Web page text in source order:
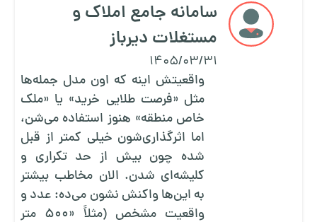
سامانه جامع املاک و
مستغلات دیرباز
1405/03/31
واقعیتش اینه که اون مدل جمله‌ها
مثل «فرصت طلایی خرید» یا «ملک
خاص منطقه» هنوز استفاده می‌شن،
اما اثرگذاری‌شون خیلی کمتر از قبل
شده چون بیش از حد تکراری و
کلیشه‌ای شدن. الان مخاطب بیشتر
به این‌ها واکنش نشون می‌ده: عدد و
واقعیت مشخص (مثلاً «۵۰۰ متر